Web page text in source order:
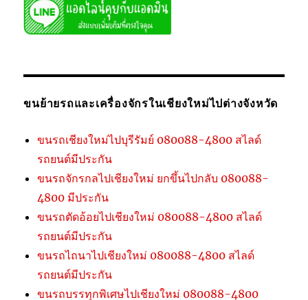
ขนย้ายรถและเครื่องจักรในเชียงใหม่ไปต่างจังหวัด
ขนรถเชียงใหม่ไปบุรีรัมย์ 080088-4800 สไลด์
รถยนต์มีประกัน
ขนรถจักรกลไปเชียงใหม่ ยกขึ้นไปกลับ 080088-
4800 มีประกัน
ขนรถตัดอ้อยไปเชียงใหม่ 080088-4800 สไลด์
รถยนต์มีประกัน
ขนรถไถนาไปเชียงใหม่ 080088-4800 สไลด์
รถยนต์มีประกัน
ขนรถบรรทุกพิเศษไปเชียงใหม่ 080088-4800